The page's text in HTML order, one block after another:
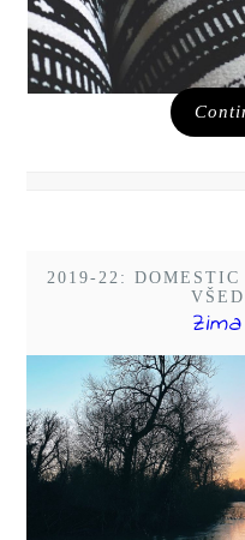
2019-22: DOMESTIC